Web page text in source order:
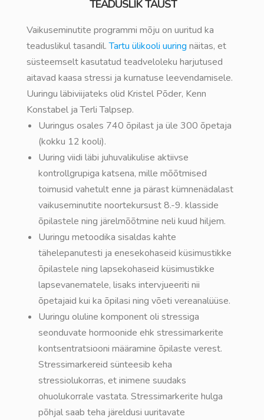
TEADUSLIK TAUST
Vaikuseminutite programmi mõju on uuritud ka
teaduslikul tasandil.Tartu ülikooli uuring näitas, et
süsteemselt kasutatud teadveloleku harjutused
aitavad kaasa stressi ja kurnatuse leevendamisele.
Uuringu läbiviijateks olid Kristel Põder, Kenn
Konstabel ja Terli Talpsep.
Uuringus osales 740 õpilast ja üle 300 õpetaja
(kokku 12 kooli).
Uuring viidi läbi juhuvalikulise aktiivse
kontrollgrupiga katsena, mille mõõtmised
toimusid vahetult enne ja pärast kümnenädalast
vaikuseminutite noortekursust 8.-9. klasside
õpilastele ning järelmõõtmine neli kuud hiljem.
Uuringu metoodika sisaldas kahte
tähelepanutesti ja enesekohaseid küsimustikke
õpilastele ning lapsekohaseid küsimustikke
lapsevanematele, lisaks intervjueeriti nii
õpetajaid kui ka õpilasi ning võeti vereanalüüse.
Uuringu oluline komponent oli stressiga
seonduvate hormoonide ehk stressimarkerite
kontsentratsiooni määramine õpilaste verest.
Stressimarkereid sünteesib keha
stressiolukorras, et inimene suudaks
ohuolukorrale vastata. Stressimarkerite hulga
põhjal saab teha järeldusi uuritavate